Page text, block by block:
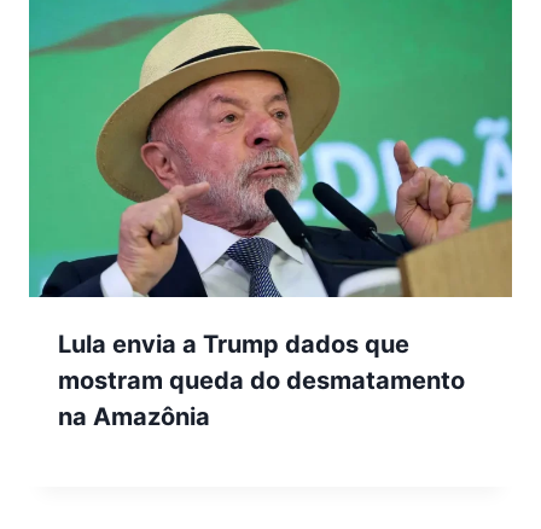
Lula envia a Trump dados que
mostram queda do desmatamento
na Amazônia